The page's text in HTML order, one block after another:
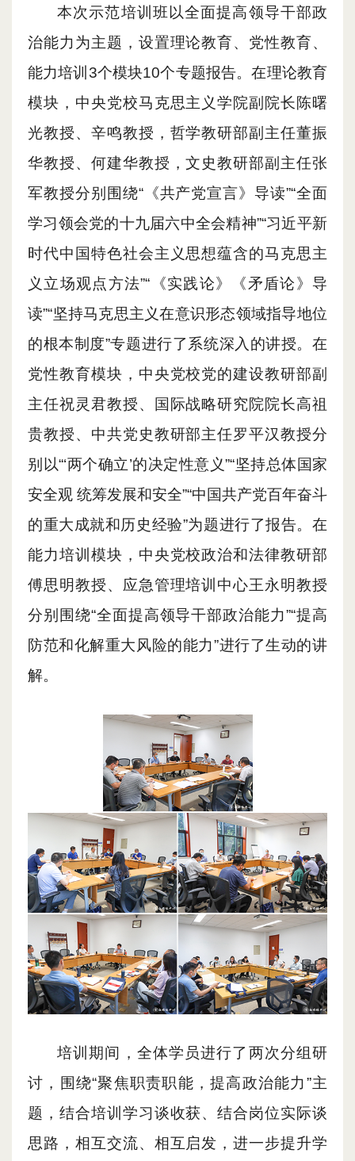
本次示范培训班以全面提高领导干部政
治能力为主题，设置理论教育、党性教育、
能力培训3个模块10个专题报告。在理论教育
模块，中央党校马克思主义学院副院长陈曙
光教授、辛鸣教授，哲学教研部副主任董振
华教授、何建华教授，文史教研部副主任张
军教授分别围绕“《共产党宣言》导读”“全面
学习领会党的十九届六中全会精神”“习近平新
时代中国特色社会主义思想蕴含的马克思主
义立场观点方法”“《实践论》《矛盾论》导
读”“坚持马克思主义在意识形态领域指导地位
的根本制度”专题进行了系统深入的讲授。在
党性教育模块，中央党校党的建设教研部副
主任祝灵君教授、国际战略研究院院长高祖
贵教授、中共党史教研部主任罗平汉教授分
别以“‘两个确立’的决定性意义”“坚持总体国家
安全观 统筹发展和安全”“中国共产党百年奋斗
的重大成就和历史经验”为题进行了报告。在
能力培训模块，中央党校政治和法律教研部
傅思明教授、应急管理培训中心王永明教授
分别围绕“全面提高领导干部政治能力”“提高
防范和化解重大风险的能力”进行了生动的讲
解。
培训期间，全体学员进行了两次分组研
讨，围绕“聚焦职责职能，提高政治能力”主
题，结合培训学习谈收获、结合岗位实际谈
思路，相互交流、相互启发，进一步提升学